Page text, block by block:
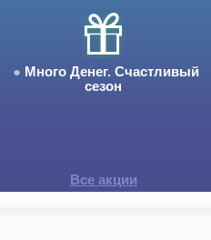
Много Денег. Счастливый
сезон
Все акции